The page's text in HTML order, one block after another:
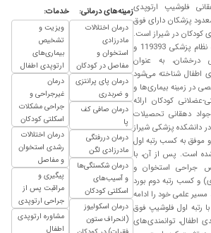
فلوشیپ ارتوپدی
پزشکان دارای فوق
در شیراز است.
ایشان با شماره نظام پزشکی 119393 و
درخشان، به عنوان
اطفال شناخته می‌شود
در زمینه بیماری‌ها و
عضلانی کودکان ارائه
دهقانی تحصیلات
دانشکده پزشکی شیراز
و موفق به کسب رتبه اول
است. پس از آن، با
جراحی استخوان و
و کسب رتبه دوم بورد
علمی خود را ادامه
رتبه اول فلوشیپ فوق
اطفال، توانمندی‌های
زمینه‌های درمانی:
درمان اختلالات
مادرزادی
استخوان و
مفاصل در کودکان
درمان پای پرانتزی
و ضربدری
درمان صافی کف
پا
درمان دررفتگی
مادرزادی لگن
درمان شکستگی‌ها
و آسیب‌های
اسکلتی کودکان
درمان اسکولیوز
(انحراف ستون
خدمات:
ویزیت و
تشخیص
بیماری‌های
ارتوپدی اطفال
درمان
غیرجراحی و
جراحی مشکلات
اسکلتی کودکان
درمان اختلالات
رشدی استخوان
و مفاصل
پیگیری و
مراقبت پس از
جراحی ارتوپدی
مشاوره ارتوپدی
اطفال